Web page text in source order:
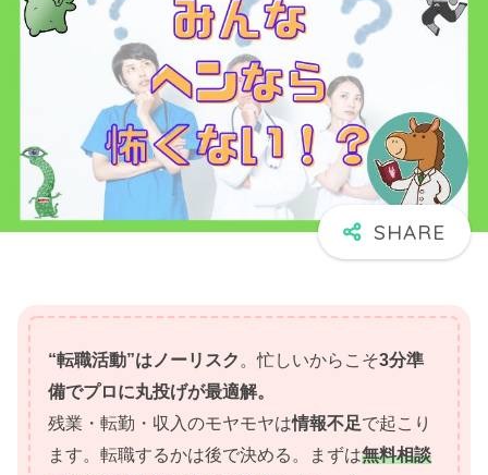
“転職活動”はノーリスク 。忙しいからこそ3分準
備でプロに丸投げが最適解。
残業・転勤・収入のモヤモヤは情報不足で起こり
ます。転職するかは後で決める。まずは無料相談